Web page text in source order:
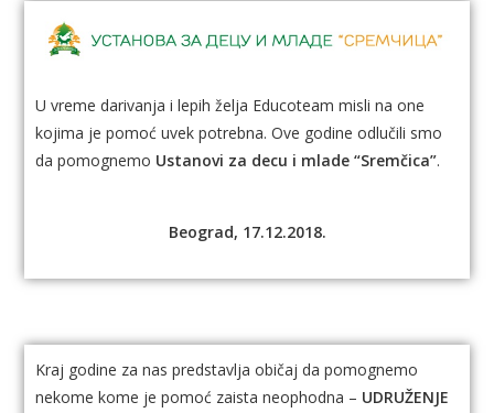
U vreme darivanja i lepih želja Educoteam misli na one
kojima je pomoć uvek potrebna. Ove godine odlučili smo
da pomognemo Ustanovi za decu i mlade “Sremčica”.
Beograd, 17.12.2018.
Kraj godine za nas predstavlja običaj da pomognemo
nekome kome je pomoć zaista neophodna – UDRUŽENJE